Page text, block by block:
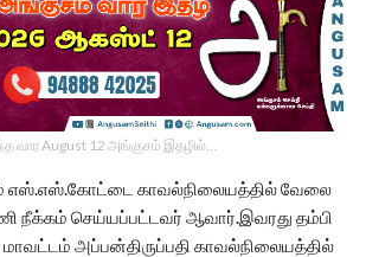
வார August 12 அங்குசம் இதழில்…
எஸ்.எஸ்.கோட்டை காவல்நிலையத்தில் வேலை
நீக்கம் செய்யப்பட்டவர் ஆவார்.இவரது தம்பி
அப்பன்திருப்பதி காவல்நிலையத்தில்